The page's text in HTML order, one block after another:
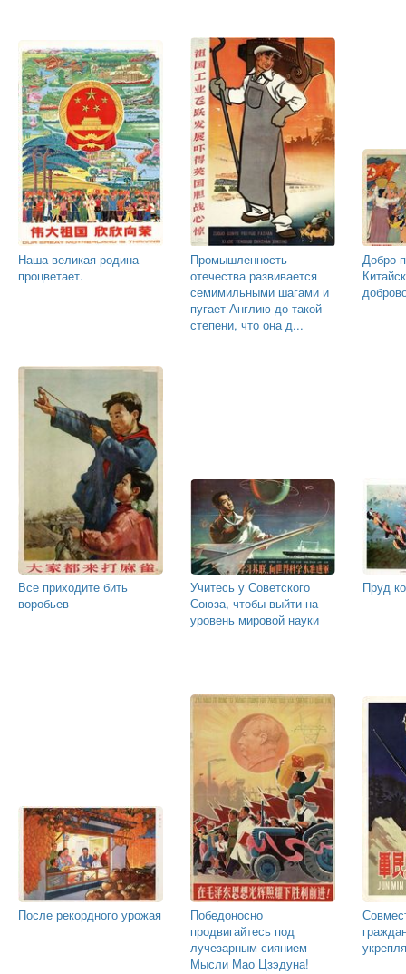
Наша великая родина
процветает.
Промышленность
отечества развивается
семимильными шагами и
пугает Англию до такой
степени, что она д...
Добро
Все приходите бить
воробьев
Учитесь у Советского
Союза, чтобы выйти на
уровень мировой науки
Пруд
После рекордного урожая
Победоносно
продвигайтесь под
лучезарным сиянием
Мысли Мао Цзэдуна!